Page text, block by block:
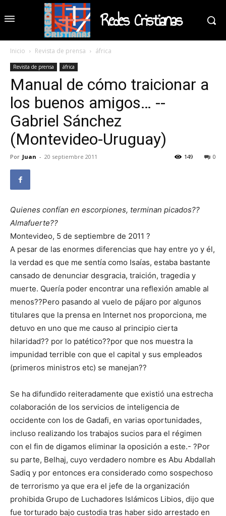
Redes Cristianas
Inicio Revista de prensa áfrica
Revista de prensa áfrica
Manual de cómo traicionar a
los buenos amigos… --
Gabriel Sánchez
(Montevideo-Uruguay)
Por Juan - 20 septiembre 2011 0
149
Quienes confían en escorpiones, terminan picados??
Almafuerte??
Montevideo, 5 de septiembre de 2011 ?
A pesar de las enormes diferencias que hay entre yo y él,
la verdad es que me sentía como Isaías, estaba bastante
cansado de denunciar desgracia, traición, tragedia y
muerte. Quería poder encontrar una reflexión amable al
menos??Pero pasando al vuelo de pájaro por algunos
titulares que la prensa en Internet nos proporciona, me
detuvo en uno que me causo al principio cierta
hilaridad?? por lo patético??por que nos muestra la
impunidad terrible con que el capital y sus empleados
(primeros ministros etc) se manejan??
Se ha difundido reiteradamente que existió una estrecha
colaboración de los servicios de inteligencia de
occidente con los de Gadafi, en varias oportunidades,
incluso realizando los trabajos sucios para el régimen
con el fin de digamos eliminar la oposición a este.- ?Por
su parte, Belhaj, cuyo verdadero nombre es Abu Abdallah
Sadiq y por entonces era considerado como sospechoso
de terrorismo ya que era el jefe de la organización
prohibida Grupo de Luchadores Islámicos Libios, dijo que
fue torturado bajo custodia tras haber sido arrestado en